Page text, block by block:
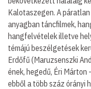
Kalotaszegen. A
anyagban táncfilmek,
hangfelvételek illetve
témájú beszélgetések
Erdőfű (Maruzsenszki
ének, hegedű, Éri Márton
ebből a több száz